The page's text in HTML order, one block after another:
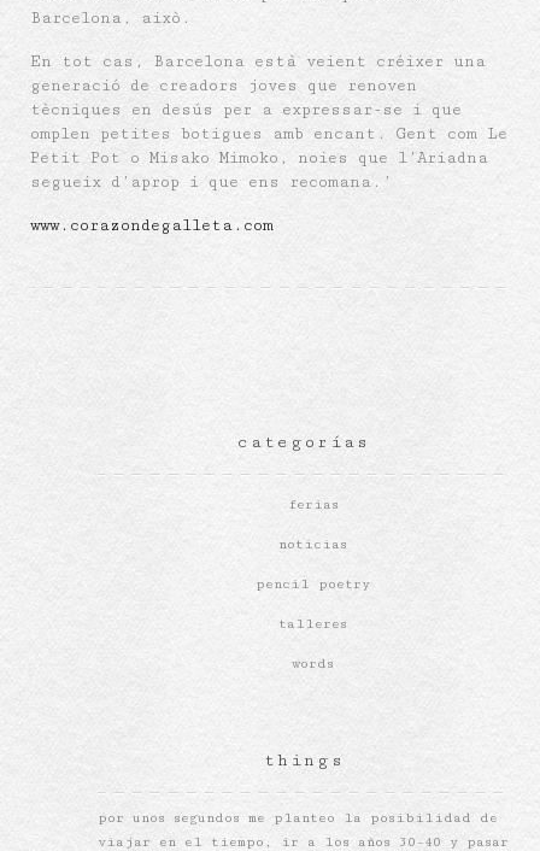
Barcelona, això.
En tot cas, Barcelona està veient créixer una
generació de creadors joves que renoven
tècniques en desús per a expressar-se i que
omplen petites botigues amb encant. Gent com Le
Petit Pot o Misako Mimoko, noies que l’Ariadna
segueix d’aprop i que ens recomana.’
www.corazondegalleta.com
categorías
ferias
noticias
pencil poetry
talleres
words
things
por unos segundos me planteo la posibilidad de
viajar en el tiempo, ir a los años 30-40 y pasar